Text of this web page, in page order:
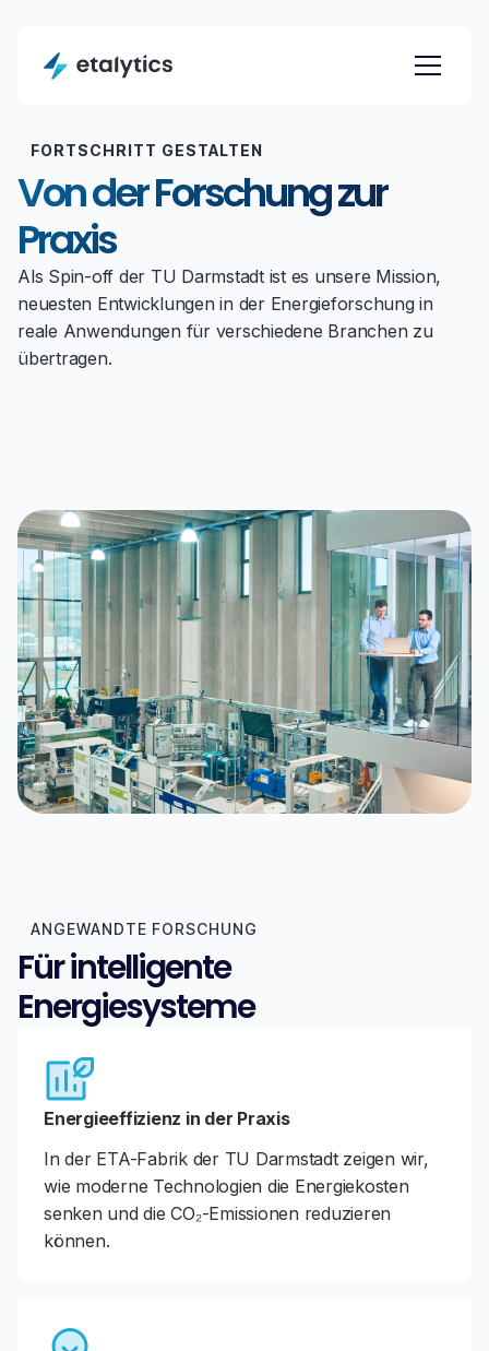
FORTSCHRITT GESTALTEN
Von der Forschung zur
Praxis
Als Spin-off der TU Darmstadt ist es unsere Mission,
neuesten Entwicklungen in der Energieforschung in
reale Anwendungen für verschiedene Branchen zu
übertragen.
ANGEWANDTE FORSCHUNG
Für intelligente
Energiesysteme
Energieeffizienz in der Praxis
In der ETA-Fabrik der TU Darmstadt zeigen wir,
wie moderne Technologien die Energiekosten
senken und die CO₂-Emissionen reduzieren
können.